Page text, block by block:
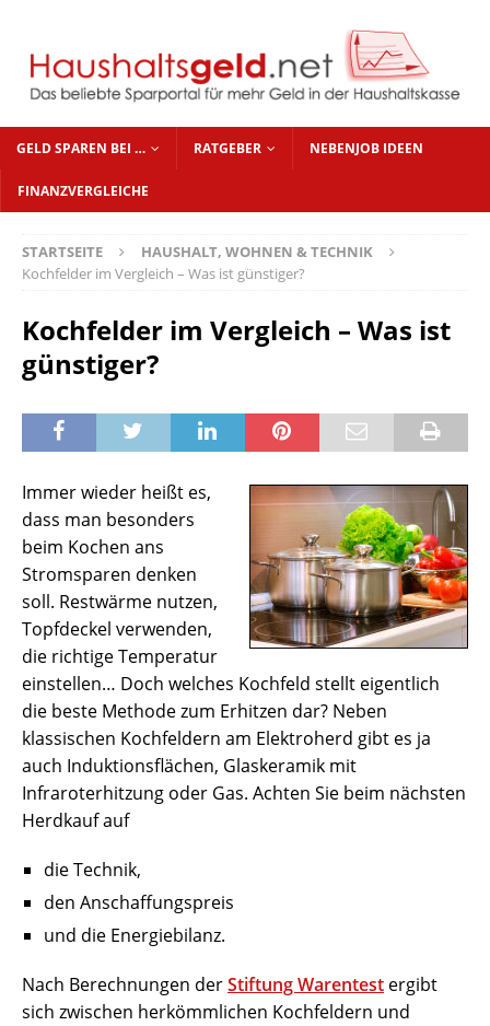
GELD SPAREN BEI … RATGEBER NEBENJOB IDEEN
FINANZVERGLEICHE
STARTSEITE
HAUSHALT, WOHNEN & TECHNIK
Kochfelder im Vergleich – Was ist günstiger?
Kochfelder im Vergleich – Was ist
günstiger?
Immer wieder heißt es,
dass man besonders
beim Kochen ans
Stromsparen denken
soll. Restwärme nutzen,
Topfdeckel verwenden,
die richtige Temperatur
einstellen… Doch welches Kochfeld stellt eigentlich
die beste Methode zum Erhitzen dar? Neben
klassischen Kochfeldern am Elektroherd gibt es ja
auch Induktionsflächen, Glaskeramik mit
Infraroterhitzung oder Gas. Achten Sie beim nächsten
Herdkauf auf
die Technik,
den Anschaffungspreis
und die Energiebilanz.
Nach Berechnungen derStiftung Warentest ergibt
sich zwischen herkömmlichen Kochfeldern und